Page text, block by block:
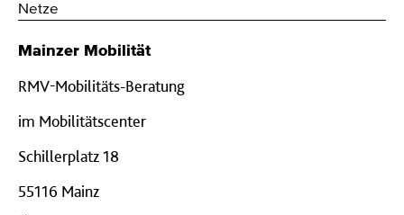
Netze
Mainzer Mobilität
RMV-Mobilitäts-Beratung
im Mobilitätscenter
Schillerplatz 18
55116 Mainz